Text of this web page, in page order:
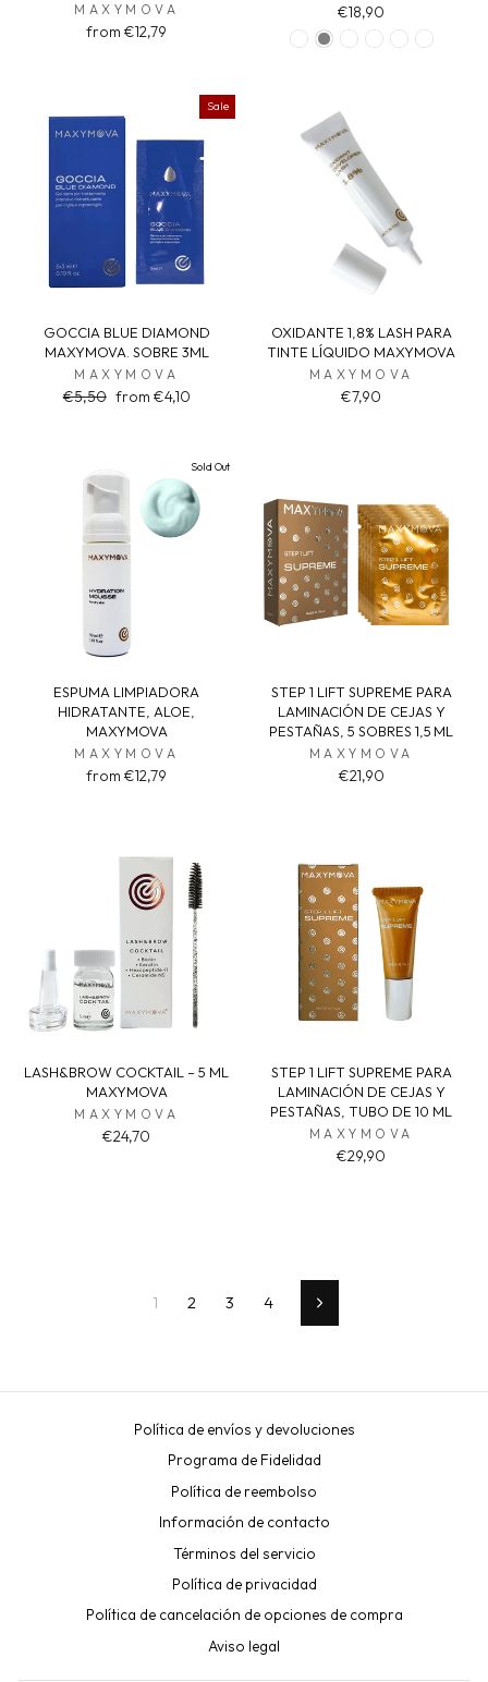
MAXYMOVA
from €12,79
€18,90
Sale
GOCCIA BLUE DIAMOND
MAXYMOVA. SOBRE 3ML
MAXYMOVA
Regular
€5,50 Sale
from €4,10
OXIDANTE 1,8% LASH PARA
TINTE LÍQUIDO MAXYMOVA
MAXYMOVA
€7,90
Sold Out
ESPUMA LIMPIADORA
HIDRATANTE, ALOE,
MAXYMOVA
MAXYMOVA
from €12,79
STEP 1 LIFT SUPREME PARA
LAMINACIÓN DE CEJAS Y
PESTAÑAS, 5 SOBRES 1,5 ML
MAXYMOVA
€21,90
LASH&BROW COCKTAIL – 5 ML
MAXYMOVA
MAXYMOVA
€24,70
STEP 1 LIFT SUPREME PARA
LAMINACIÓN DE CEJAS Y
PESTAÑAS, TUBO DE 10 ML
MAXYMOVA
€29,90
1 2 3 4 Next
Política de envíos y devoluciones
Programa de Fidelidad
Política de reembolso
Información de contacto
Términos del servicio
Política de privacidad
Política de cancelación de opciones de compra
Aviso legal